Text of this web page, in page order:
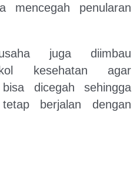
mencegah penularan
juga diimbau
kesehatan agar
dicegah sehingga
berjalan dengan